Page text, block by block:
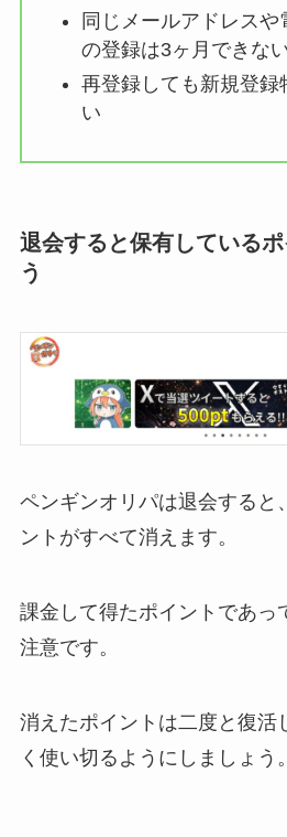
同じメールアドレス
の登録は3ヶ月できな
再登録しても新規登録
い
退会すると保有している
う
ペンギンオリパは退会すると
ントがすべて消えます。
課金して得たポイントであっ
注意です。
消えたポイントは二度と復活
く使い切るようにしましょう。